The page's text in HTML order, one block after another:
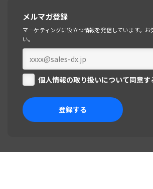
メルマガ登録
マーケティングに役立つ情報を発信しています。お
い。
個人情報の取り扱いについて同意す